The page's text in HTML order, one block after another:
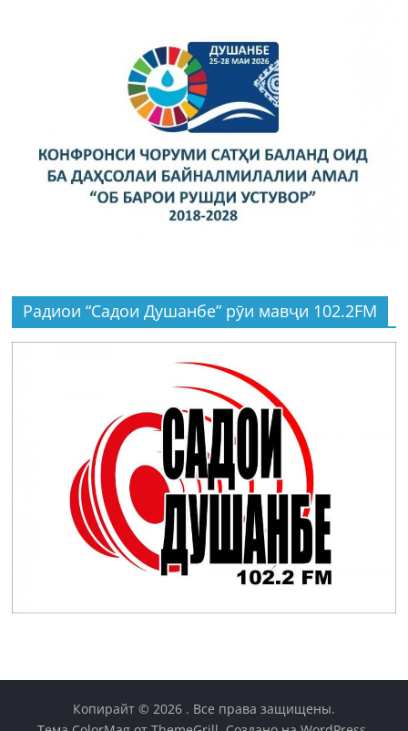
Радиои “Садои Душанбе” рӯи мавҷи 102.2FM
Копирайт © 2026 . Все права защищены.